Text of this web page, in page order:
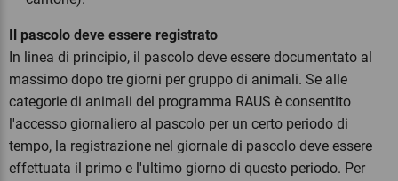
Il pascolo deve essere registrato
In linea di principio, il pascolo deve essere documentato al
massimo dopo tre giorni per gruppo di animali. Se alle
categorie di animali del programma RAUS è consentito
l'accesso giornaliero al pascolo per un certo periodo di
tempo, la registrazione nel giornale di pascolo deve essere
effettuata il primo e l'ultimo giorno di questo periodo. Per